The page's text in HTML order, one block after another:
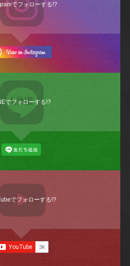
でフォローする!?
でフォローする!?
でフォローする!?